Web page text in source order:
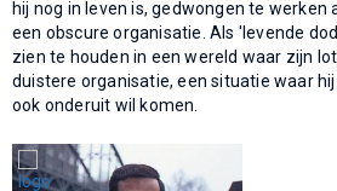
hij nog in leven is, gedwongen te
een obscure organisatie. Als 'levende
zien te houden in een wereld waar zijn
duistere organisatie, een situatie waar
ook onderuit wil komen.